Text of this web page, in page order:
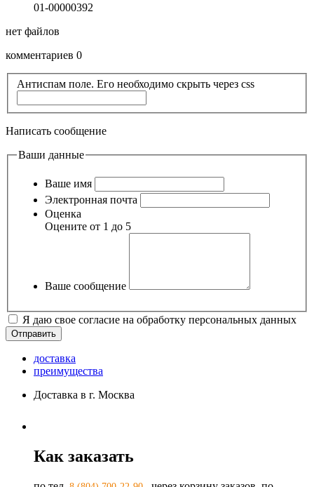
01-00000392
нет файлов
комментариев 0
Антиспам поле. Его необходимо скрыть через css
Написать сообщение
Ваши данные
Ваше имя
Электронная почта
Оценка
Оцените от 1 до 5
Ваше сообщение
Я даю свое согласие на обработку персональных данных
доставка
преимущества
Доставка в г. Москва
Как заказать